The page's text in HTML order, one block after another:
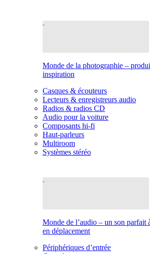
Monde de la photographie –
inspiration
Casques & écouteurs
Lecteurs & enregistreurs audio
Radios & radios CD
Audio pour la voiture
Composants hi-fi
Haut-parleurs
Multiroom
Systèmes stéréo
Monde de l’audio – un son parfait
en déplacement
Périphériques d’entrée